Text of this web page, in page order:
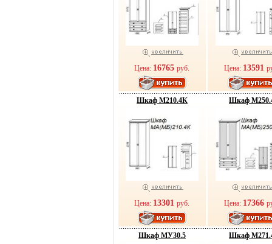
Цена: 16765руб. Цена: 13591
Шкаф М210.4К
Цена: 13301руб.
Шкаф
Цена: 17366
Шкаф МУ30.5 Шкаф